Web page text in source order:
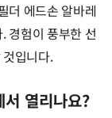
더 에드손 알바레
경험이 풍부한 선
입니다.
열리나요?